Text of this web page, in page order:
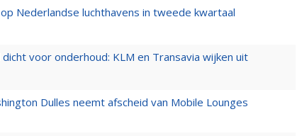
Nederlandse luchthavens in tweede kwartaal
voor onderhoud: KLM en Transavia wijken uit
Dulles neemt afscheid van Mobile Lounges